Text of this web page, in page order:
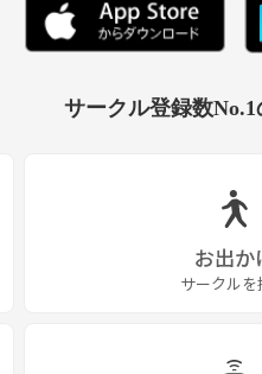
サークル登録数No.1
お出か
サークルを